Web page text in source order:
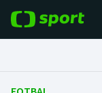
Fotbal